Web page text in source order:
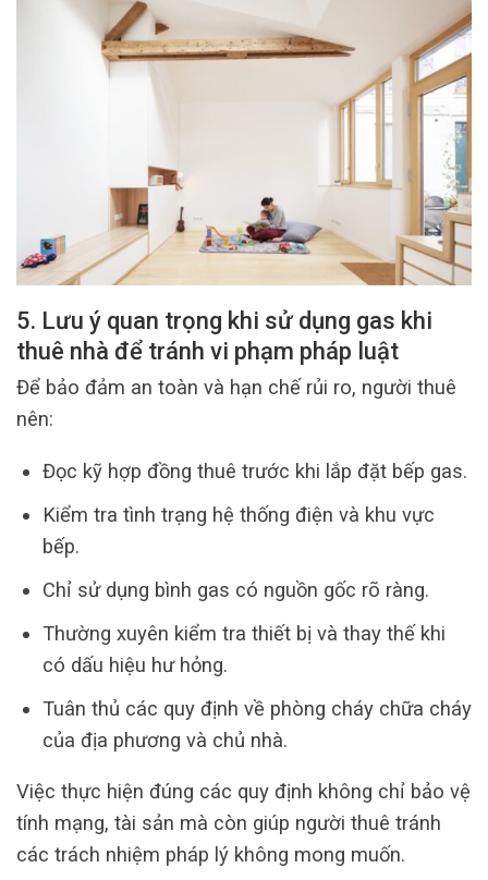
5. Lưu ý quan trọng khi sử dụng gas khi
thuê nhà để tránh vi phạm pháp luật
Để bảo đảm an toàn và hạn chế rủi ro, người thuê
nên:
Đọc kỹ hợp đồng thuê trước khi lắp đặt bếp gas.
Kiểm tra tình trạng hệ thống điện và khu vực
bếp.
Chỉ sử dụng bình gas có nguồn gốc rõ ràng.
Thường xuyên kiểm tra thiết bị và thay thế khi
có dấu hiệu hư hỏng.
Tuân thủ các quy định về phòng cháy chữa cháy
của địa phương và chủ nhà.
Việc thực hiện đúng các quy định không chỉ bảo vệ
tính mạng, tài sản mà còn giúp người thuê tránh
các trách nhiệm pháp lý không mong muốn.